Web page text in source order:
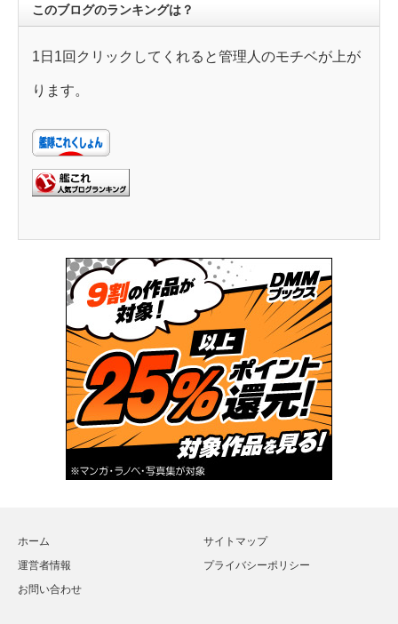
このブログのランキングは？
1日1回クリックしてくれると管理人のモチベが上が
ります。
ホーム
サイトマップ
運営者情報
プライバシーポリシー
お問い合わせ